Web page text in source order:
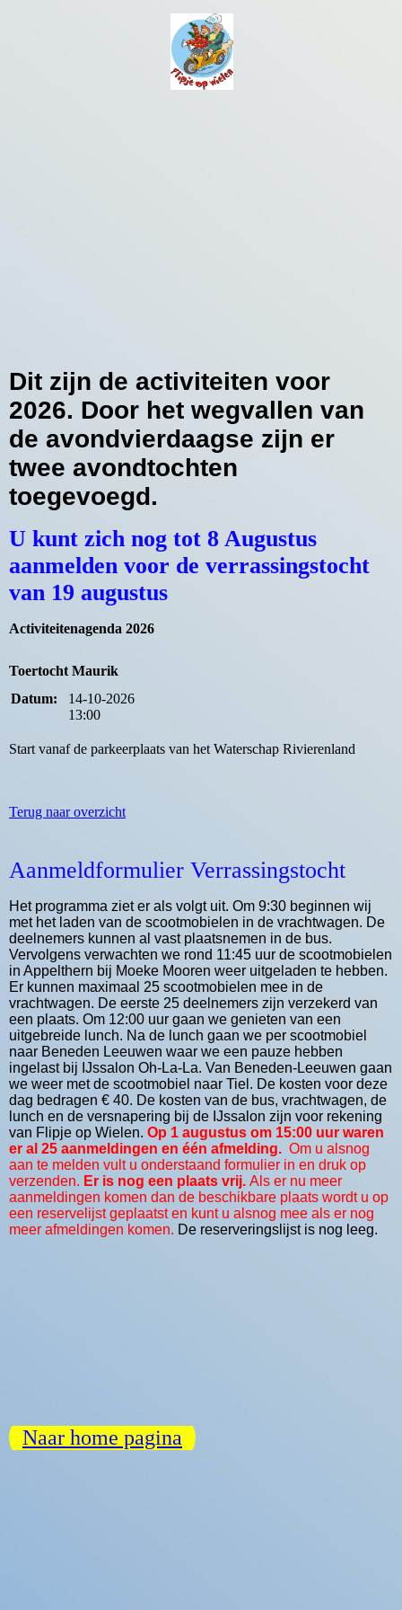
Dit zijn de activiteiten voor
2026. Door het wegvallen van
de avondvierdaagse zijn er
twee avondtochten
toegevoegd.
U kunt zich nog tot 8 Augustus
aanmelden voor de verrassingstocht
van 19 augustus
Activiteitenagenda 2026
Toertocht Maurik
Datum:
14-10-2026
13:00
Start vanaf de parkeerplaats van het Waterschap Rivierenland
Terug naar overzicht
Aanmeldformulier Verrassingstocht
Het programma ziet er als volgt uit. Om 9:30 beginnen wij
met het laden van de scootmobielen in de vrachtwagen. De
deelnemers kunnen al vast plaatsnemen in de bus.
Vervolgens verwachten we rond 11:45 uur de scootmobielen
in Appelthern bij Moeke Mooren weer uitgeladen te hebben.
Er kunnen maximaal 25 scootmobielen mee in de
vrachtwagen. De eerste 25 deelnemers zijn verzekerd van
een plaats. Om 12:00 uur gaan we genieten van een
uitgebreide lunch. Na de lunch gaan we per scootmobiel
naar Beneden Leeuwen waar we een pauze hebben
ingelast bij IJssalon Oh-La-La. Van Beneden-Leeuwen gaan
we weer met de scootmobiel naar Tiel. De kosten voor deze
dag bedragen € 40. De kosten van de bus, vrachtwagen, de
lunch en de versnapering bij de IJssalon zijn voor rekening
van Flipje op Wielen. Op 1 augustus om 15:00 uur waren
er al 25 aanmeldingen en één afmelding. Om u alsnog
aan te melden vult u onderstaand formulier in en druk op
verzenden. Er is nog een plaats vrij. Als er nu meer
aanmeldingen komen dan de beschikbare plaats wordt u op
een reservelijst geplaatst en kunt u alsnog mee als er nog
meer afmeldingen komen. De reserveringslijst is nog leeg.
Naar home pagina